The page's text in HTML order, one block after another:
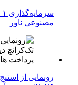
مصنوعی ناور